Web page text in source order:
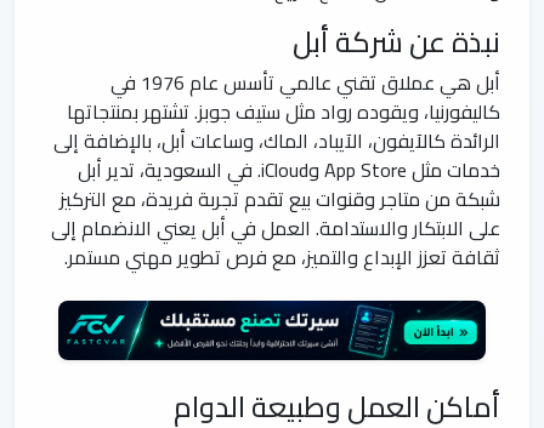
نبذة عن شركة أبل
أبل هي عملاق تقني عالمي تأسس عام 1976 في
كاليفورنيا، ويقوده رواد مثل ستيف جوبز. تشتهر بمنتجاتها
الرائدة كالآيفون، الآيباد، الماك، وساعات أبل، بالإضافة إلى
خدمات مثل App Store وiCloud. في السعودية، تدير أبل
شبكة من متاجر وقنوات بيع تقدم تجربة فريدة، مع التركيز
على الابتكار والاستدامة. العمل في أبل يعني الانضمام إلى
ثقافة تعزز الإبداع والتميز، مع فرص تطوير مهني مستمر.
أماكن العمل وطبيعة الدوام